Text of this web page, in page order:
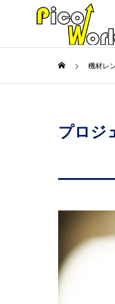
機材レ
プロジ